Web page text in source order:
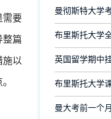
需要
整篇
以
曼彻斯特大学
布里斯托大学
英国留学期中
布里斯托大学
曼大考前一个